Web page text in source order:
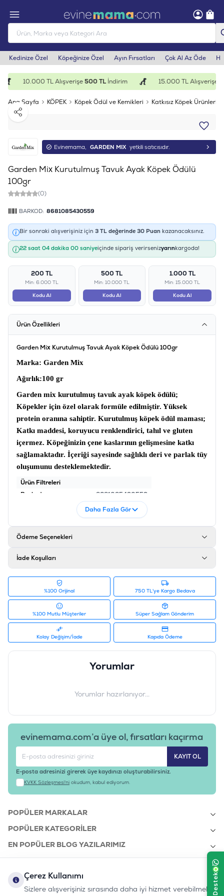
Kedinize Özel Köpeğinize Özel Ayın Fırsatları Çok Al Az Öde
10.000 TL Alışverişe500 TLİndirim 15.000 TL Alışverişe
Ana Sayfa KÖPEK Köpek Ödül ve Kemikleri
Katkısız Köpek Ürünleri
Paylaş
Evinemama, GARDEN MIX yetkili satıcısıdır.
Garden Mix Kurutulmuş Tavuk Ayak Köpek Ödülü
100gr
(0)
BARKOD: 8681085430559
Bir sonraki alışverişiniz için 3 TL değerinde 30 Puan kazanacaksınız.
22 saat 04 dakika 00 saniyeiçinde sipariş verirsenizyarınkargoda!
200 TL
Min: 6.000 TL
Kodu Al
500 TL
Min: 10.000 TL
Kodu Al
1.000 TL
Min: 15.000 TL
Kodu Al
Ürün Özellikleri
Garden Mix Kurutulmuş Tavuk Ayak Köpek Ödülü 100gr
Marka: Garden Mix
Ağırlık:100 gr
Garden mix kurutulmuş tavuk ayak köpek ödülü;
Köpekler için özel olarak formüle edilmiştir. Yüksek
protein oranına sahiptir. Kurutulmuş köpek ödül maması;
Katkı maddesi, koruyucu renklendirici, tahıl ve gluten
içermez. Köpeğinizin çene kaslarının gelişmesine katkı
sağlamaktadır. İçeriği sayesinde sağlıklı deri ve parlak tüy
oluşumunu desteklemektedir.
Ürün Filtreleri
Barkod
8681085430559
Tedarikçi Ürün Kodu
: 571-07
Daha Fazla Gör
Ödeme Seçenekleri
İade Koşulları
%100 Orijinal 750 TL'ye Kargo Bedava
%100 Mutlu Müşteriler Süper Sağlam Gönderim
Kolay Değişim/İade Kapıda Ödeme
Yorumlar
Yorumlar hazırlanıyor...
evinemama.com’a üye ol, fırsatları kaçırma
KAYIT OL
E-posta adresinizi girerek üye kaydınızı oluşturabilirsiniz.
KVKK Sözleşmesi'ni okudum, kabul ediyorum.
POPÜLER MARKALAR
POPÜLER KATEGORILER
EN POPÜLER BLOG YAZILARIMIZ
KURUMSAL
Çerez Kullanımı
Sizlere alışverişiniz sırasında daha iyi hizmet verebilmek